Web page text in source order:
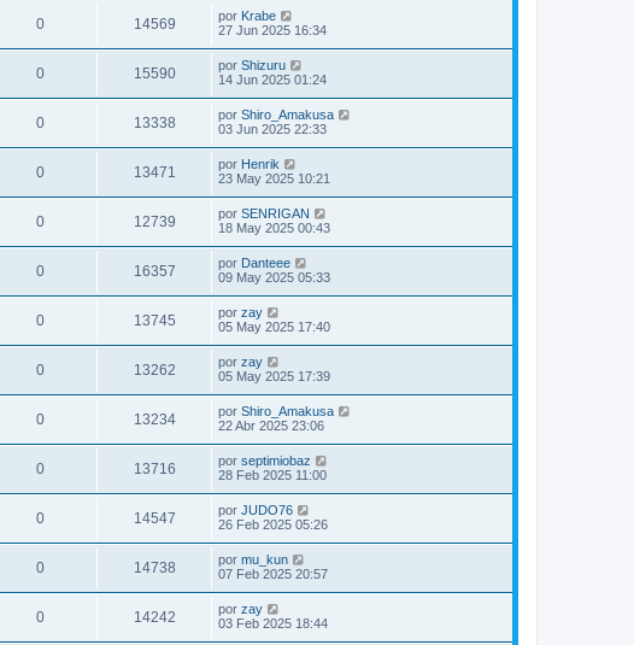
0 14569 por Krabe
27 Jun 2025 16:34
0 15590 por Shizuru
14 Jun 2025 01:24
0 13338 por Shiro_Amakusa
03 Jun 2025 22:33
0 13471 por Henrik
23 May 2025 10:21
0 12739 por SENRIGAN
18 May 2025 00:43
0 16357 por Danteee
09 May 2025 05:33
0 13745 por zay
05 May 2025 17:40
0 13262 por zay
05 May 2025 17:39
0 13234 por Shiro_Amakusa
22 Abr 2025 23:06
0 13716 por septimiobaz
28 Feb 2025 11:00
0 14547 por JUDO76
26 Feb 2025 05:26
0 14738 por mu_kun
07 Feb 2025 20:57
0 14242 por zay
03 Feb 2025 18:44